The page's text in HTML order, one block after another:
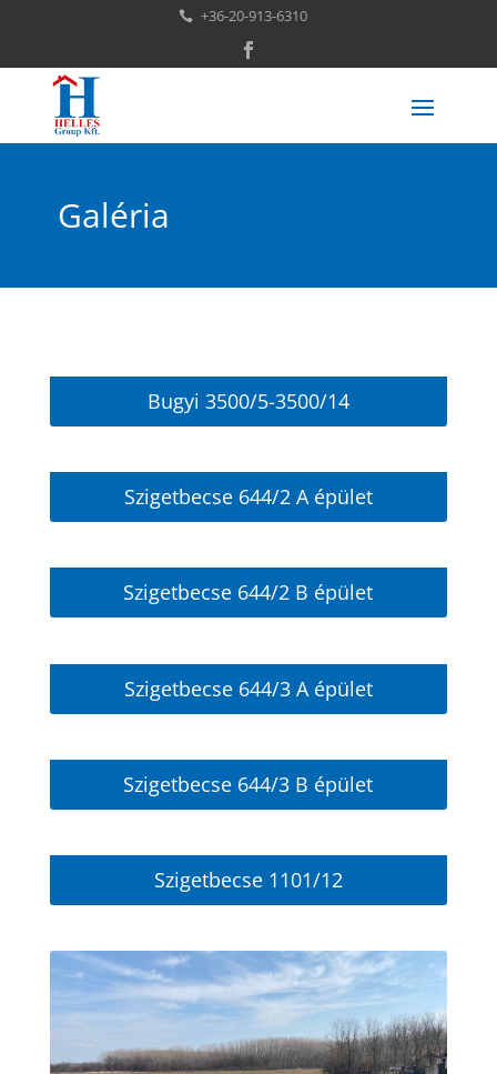
 +36-20-913-6310
Galéria
Bugyi 3500/5-3500/14
Szigetbecse 644/2 A épület
Szigetbecse 644/2 B épület
Szigetbecse 644/3 A épület
Szigetbecse 644/3 B épület
Szigetbecse 1101/12